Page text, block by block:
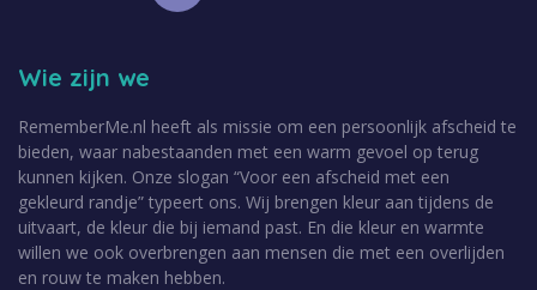
Wie zijn we
RememberMe.nl heeft als missie om een persoonlijk afscheid te
bieden, waar nabestaanden met een warm gevoel op terug
kunnen kijken. Onze slogan “Voor een afscheid met een
gekleurd randje” typeert ons. Wij brengen kleur aan tijdens de
uitvaart, de kleur die bij iemand past. En die kleur en warmte
willen we ook overbrengen aan mensen die met een overlijden
en rouw te maken hebben.